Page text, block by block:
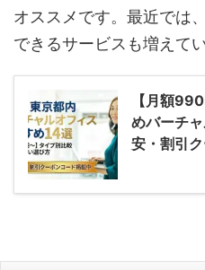
オススメです。最近では
できるサービスも増えてい
【月額
めバーチ
安・割引